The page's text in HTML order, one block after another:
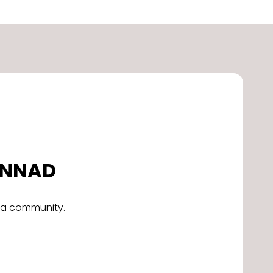
community.